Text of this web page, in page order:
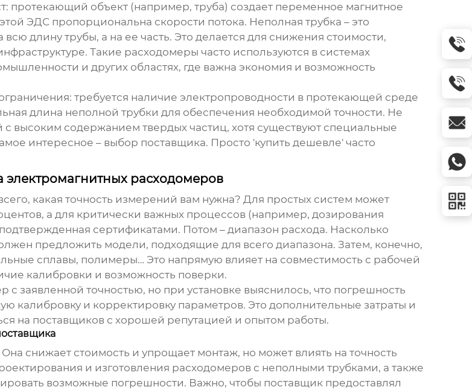
протекающий объект (например, труба) создает переменное магнитное
ЭДС пропорциональна скорости потока. Неполная трубка – это
длину трубы, а на ее часть. Это делается для снижения стоимости,
Такие расходомеры часто используются в системах
и других областях, где важна экономия и возможность
требуется наличие электропроводности в протекающей среде
длина неполной трубки для обеспечения необходимой точности. Не
высоким содержанием твердых частиц, хотя существуют специальные
интересное – выбор поставщика. Просто 'купить дешевле' часто
электромагнитных расходомеров
какая точность измерений вам нужна? Для простых систем может
а для критически важных процессов (например, дозирования
сертификатами. Потом – диапазон расхода. Насколько
предложить модели, подходящие для всего диапазона. Затем, конечно,
сплавы, полимеры… Это напрямую влияет на совместимость с рабочей
калибровки и возможность поверки.
с заявленной точностью, но при установке выяснилось, что погрешность
калибровку и корректировку параметров. Это дополнительные затраты и
на поставщиков с хорошей репутацией и опытом работы.
снижает стоимость и упрощает монтаж, но может влиять на точность
и изготовления расходомеров с неполными трубками, а также
возможные погрешности. Важно, чтобы поставщик предоставлял